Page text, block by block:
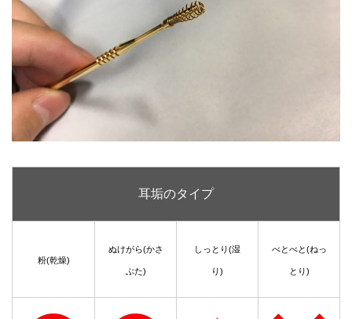
耳垢のタイプ
粉(乾燥)
ぬけがら(かさ
ぶた)
しっとり(湿
り)
べとべと(ねっ
とり)